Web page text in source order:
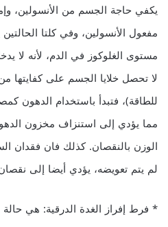
يكفي حاجة الجسم من الأنسولين،
مفعول الأنسولين، وفي كلتا
مستوى الغلوكوز في الدم، لأنه لا
لا تحصل خلايا الجسم على كفايتها
للطاقة)، فتبدأ باستخدام الدهون
مما يؤدي إلى استنزاف مخزون
الوزن بالنقصان. كذلك فان فقدان
لم يتم تعويضه، يؤدي أيضا إلى
* فرط إفراز الغدة الدرقية: هي